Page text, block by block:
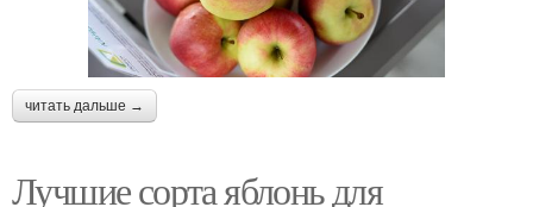
читать дальше →
Лучшие сорта яблонь для